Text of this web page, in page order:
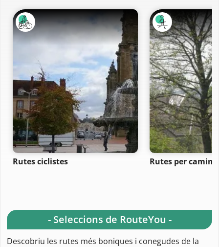
Rutes ciclistes Rutes per
- Seleccions de RouteYou -
Descobriu les rutes més boniques i conegudes de la